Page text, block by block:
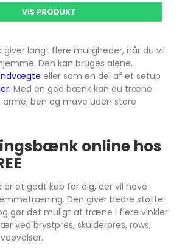
VIS PRODUKT
langt flere muligheder, når du vil
Den kan bruges alene,
eller som en del af et setup
. Med en god bænk kan du træne
arme, ben og mave uden store
online hos
et godt køb for dig, der vil have
Den giver bedre støtte
gør det muligt at træne i flere vinkler.
ved brystpres, skulderpres, rows,